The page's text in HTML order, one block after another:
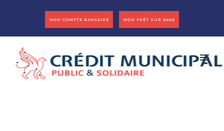
MON COMPTE BANCAIRE MON PRÊT SUR GAGE